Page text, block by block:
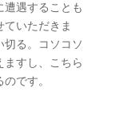
遭遇することも
いただきま
る。コソコソ
ますし、こちら
です。